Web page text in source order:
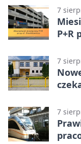
7
P+R
7
7